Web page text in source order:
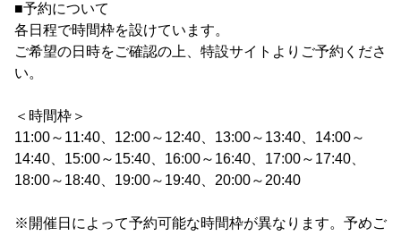
■予約について
各日程で時間枠を設けています。
ご希望の日時をご確認の上、特設サイトよりご予約くださ
い。
＜時間枠＞
11:00～11:40、12:00～12:40、13:00～13:40、14:00～
14:40、15:00～15:40、16:00～16:40、17:00～17:40、
18:00～18:40、19:00～19:40、20:00～20:40
※開催日によって予約可能な時間枠が異なります。予めご